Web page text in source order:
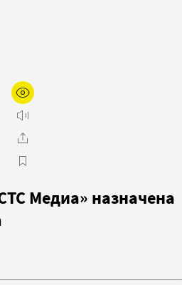
Медиа» назначена